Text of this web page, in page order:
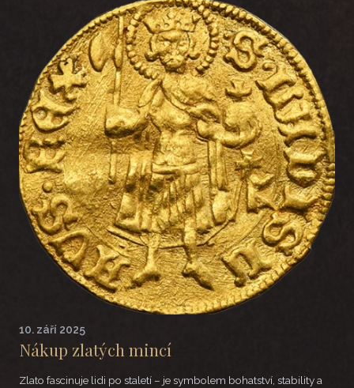
10. září 2025
Nákup zlatých mincí
Zlato fascinuje lidi po staletí – je symbolem bohatství, stability a